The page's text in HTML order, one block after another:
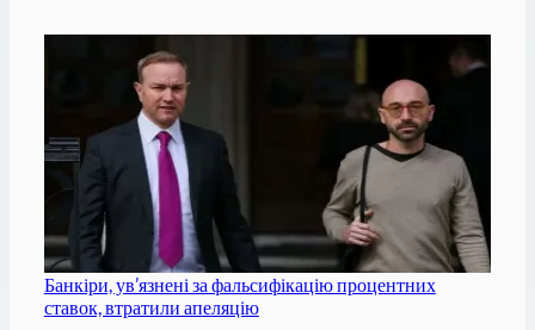
Банкіри, ув’язнені за фальсифікацію процентних
ставок, втратили апеляцію